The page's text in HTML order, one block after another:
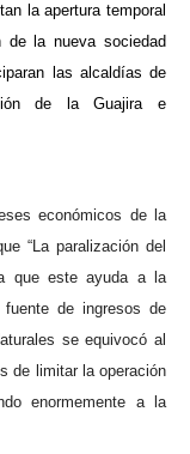
la apertura temporal
de la nueva sociedad
las alcaldías de
de la Guajira e
económicos de la
“La paralización del
que este ayuda a la
de ingresos de
se equivocó al
de limitar la operación
enormemente a la